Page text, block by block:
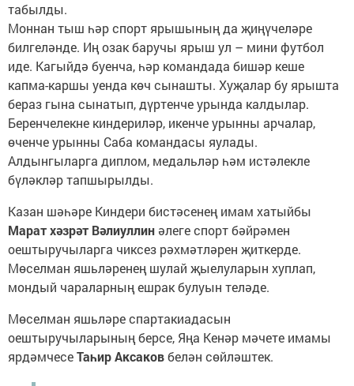
табылды.
Моннан тыш һәр спорт ярышының да җиңүчеләре
билгеләнде. Иң озак баручы ярыш ул – мини футбол
иде. Кагыйдә буенча, һәр командада бишәр кеше
капма-каршы уенда көч сынашты. Хуҗалар бу ярышта
бераз гына сынатып, дүртенче урында калдылар.
Беренчелекне киндериләр, икенче урынны арчалар,
өченче урынны Саба командасы яулады.
Алдынгыларга диплом, медальләр һәм истәлекле
бүләкләр тапшырылды.
Казан шәһәре Киндери бистәсенең имам хатыйбы
Марат хәзрәт Вәлиуллин әлеге спорт бәйрәмен
оештыручыларга чиксез рәхмәтләрен җиткерде.
Мөселман яшьләренең шулай җыелуларын хуплап,
мондый чараларның ешрак булуын теләде.
Мөселман яшьләре спартакиадасын
оештыручыларының берсе, Яңа Кенәр мәчете имамы
ярдәмчесеТаһир Аксаковбелән сөйләштек.